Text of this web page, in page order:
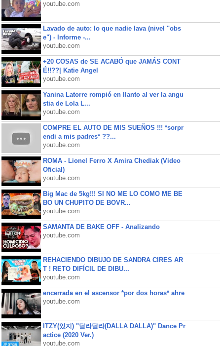
youtube.com
Lavado de auto: lo que nadie lava (nivel "obs
e") - Informe -...
youtube.com
+20 COSAS de SE ACABÓ que JAMÁS CONT
É!!??| Katie Angel
youtube.com
Yanina Latorre rompió en llanto al ver la angu
stia de Lola L...
youtube.com
COMPRE EL AUTO DE MIS SUEÑOS !!! *sorpr
endi a mis padres* ??...
youtube.com
ROMA - Lionel Ferro X Amira Chediak (Video
Oficial)
youtube.com
Big Mac de 5kg!!! SI NO ME LO COMO ME BE
BO UN CHUPITO DE BOVR...
youtube.com
SAMANTA DE BAKE OFF - Analizando
youtube.com
REHACIENDO DIBUJO DE SANDRA CIRES AR
T ! RETO DIFÍCIL DE DIBU...
youtube.com
encerrada en el ascensor *por dos horas* ahre
youtube.com
ITZY(있지) "달라달라(DALLA DALLA)" Dance Pr
actice (2020 Ver.)
youtube.com